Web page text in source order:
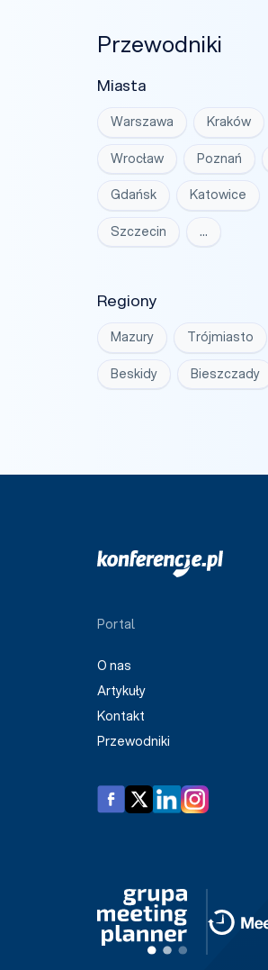
Przewodniki
Miasta
Warszawa Kraków
Wrocław Poznań
Gdańsk Katowice
Szczecin …
Regiony
Mazury Trójmiasto
Beskidy Bieszczady
Portal
O nas
Artykuły
Kontakt
Przewodniki